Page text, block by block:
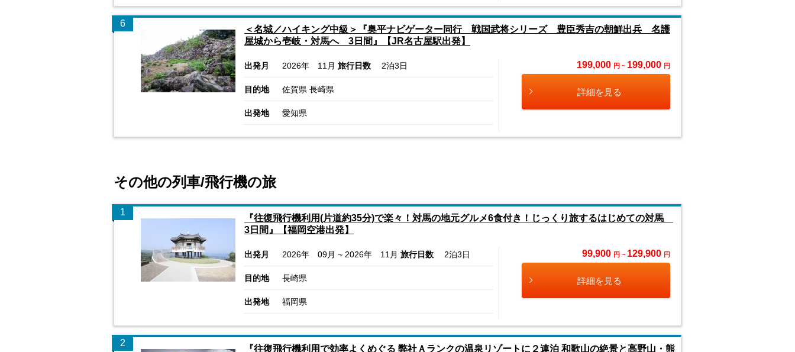
6
＜名城／ハイキング中級＞『奥平ナビゲーター同行 戦国武将シリーズ 豊臣秀吉の朝鮮出兵 名護
屋城から壱岐・対馬へ 3日間』【JR名古屋駅出発】
出発月 2026年 11月 旅行日数 2泊3日
目的地 佐賀県 長崎県
出発地 愛知県
199,000 円 ~ 199,000 円
詳細を見る
その他の列車/飛行機の旅
1
『往復飛行機利用(片道約35分)で楽々！対馬の地元グルメ6食付き！じっくり旅するはじめての対馬
3日間』【福岡空港出発】
出発月 2026年 09月 ~ 2026年 11月 旅行日数 2泊3日
目的地 長崎県
出発地 福岡県
99,900 円 ~ 129,900 円
詳細を見る
2
『往復飛行機利用で効率よくめぐる 弊社Ａランクの温泉リゾートに２連泊 和歌山の絶景と高野山・熊